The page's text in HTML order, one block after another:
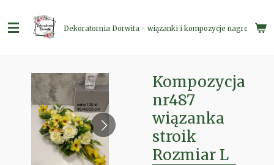
do
głównej
Dekoratornia Dorwita - wiązanki i kompozycje nagrobne
Kompozycja
nr487
wiązanka
stroik
Rozmiar L